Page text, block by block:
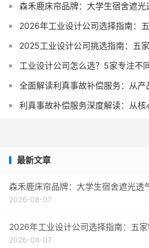
森禾鹿床帘品牌：大学生宿舍遮
2026年工业设计公司选择指南：
2025工业设计公司挑选指南：五
工业设计公司怎么选？5家专注不
全面解读利真事故补偿服务：从
利真事故补偿服务深度解读：从
最新文章
森禾鹿床帘品牌：大学生宿舍遮光透
2026-08-07
2026年工业设计公司选择指南：五
2026-08-07